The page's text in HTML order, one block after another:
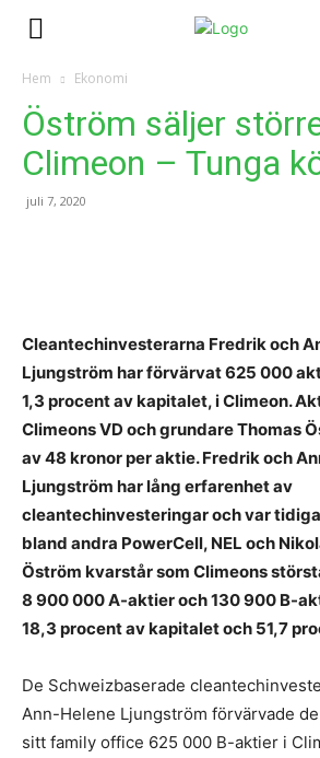
Hem Ekonomi
Öström säljer
Climeon – Tunga
juli 7, 2020
Cleantechinvesterarna Fredrik och
Ljungström har förvärvat 625 000
1,3 procent av kapitalet, i Climeon.
Climeons VD och grundare Thomas
av 48 kronor per aktie. Fredrik och
Ljungström har lång erfarenhet av
cleantechinvesteringar och var
bland andra PowerCell, NEL och
Öström kvarstår som Climeons
8 900 000 A-aktier och 130 900 B-
18,3 procent av kapitalet och 51,7
De Schweizbaserade
Ann-Helene Ljungström förvärvade
sitt family office 625 000 B-aktier i